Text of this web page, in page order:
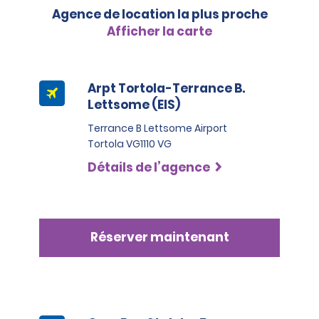
Agence de location la plus proche
Afficher la carte
Arpt Tortola-Terrance B.
Lettsome (EIS)
Terrance B Lettsome Airport
Tortola VG1110 VG
Détails de l’agence
Réserver maintenant